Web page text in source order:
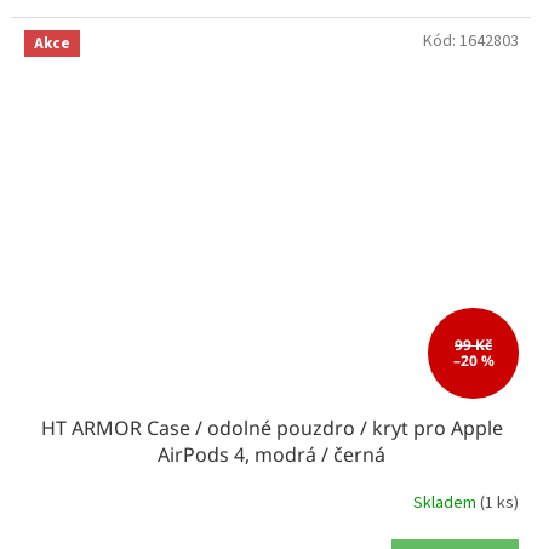
Akce
99 Kč
–20 %
HT ARMOR Case / odolné pouzdro / kryt pro Apple
AirPods 4, modrá / černá
Skladem (1 ks)
Kód: 1642803